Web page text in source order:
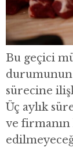
Bu geçici
sürecine
Üç aylık
ve